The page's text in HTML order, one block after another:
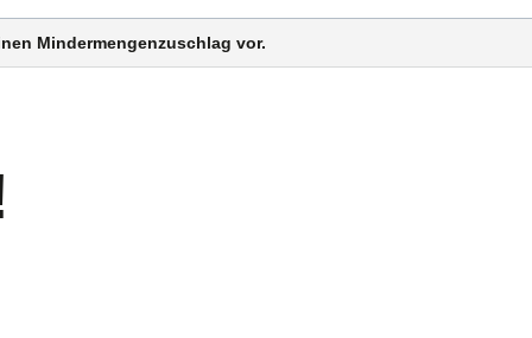
Mindermengenzuschlag vor.